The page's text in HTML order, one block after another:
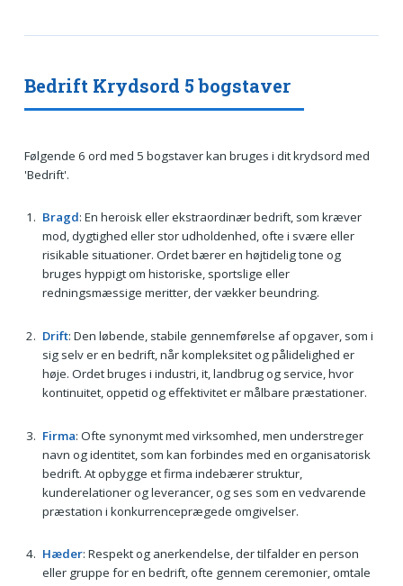
Bedrift Krydsord 5 bogstaver
Følgende 6 ord med 5 bogstaver kan bruges i dit krydsord med
'Bedrift'.
Bragd: En heroisk eller ekstraordinær bedrift, som kræver
mod, dygtighed eller stor udholdenhed, ofte i svære eller
risikable situationer. Ordet bærer en højtidelig tone og
bruges hyppigt om historiske, sportslige eller
redningsmæssige meritter, der vækker beundring.
Drift: Den løbende, stabile gennemførelse af opgaver, som i
sig selv er en bedrift, når kompleksitet og pålidelighed er
høje. Ordet bruges i industri, it, landbrug og service, hvor
kontinuitet, oppetid og effektivitet er målbare præstationer.
Firma: Ofte synonymt med virksomhed, men understreger
navn og identitet, som kan forbindes med en organisatorisk
bedrift. At opbygge et firma indebærer struktur,
kunderelationer og leverancer, og ses som en vedvarende
præstation i konkurrenceprægede omgivelser.
Hæder: Respekt og anerkendelse, der tilfalder en person
eller gruppe for en bedrift, ofte gennem ceremonier, omtale